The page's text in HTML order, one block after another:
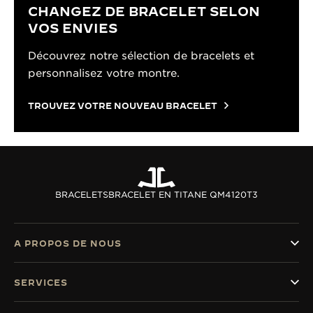
CHANGEZ DE BRACELET SELON
VOS ENVIES
Découvrez notre sélection de bracelets et
personnalisez votre montre.
TROUVEZ VOTRE NOUVEAU BRACELET
BRACELETSBRACELET EN TITANE QM4120T3
A PROPOS DE NOUS
SERVICES